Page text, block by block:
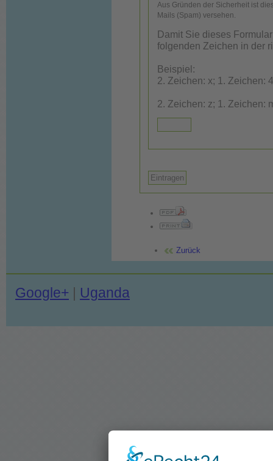
Aus Gründen der Sicherheit ist
Mails (Spam) versehen.
Damit Sie dieses
folgenden Zeichen in der
Beispiel:
2. Zeichen: x; 1. Zeichen:
Zurück
Google+ | Uganda